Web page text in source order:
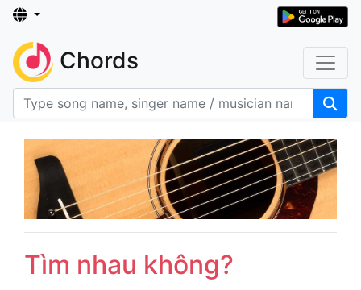
Chords
Tìm nhau không?